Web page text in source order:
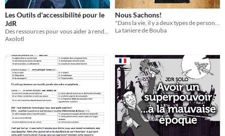
Les Outils d'accessibilité pour le
JdR
Des ressources pour vous aider à rendre le JdR plus accessibles, compilées pour la CyberConv 2
Axolotl
Nous Sachons!
"Dans la vie, il y a deux types de personnes : ceux qui sachent et ceux qui croivent sachoir"
La taniere de Bouba